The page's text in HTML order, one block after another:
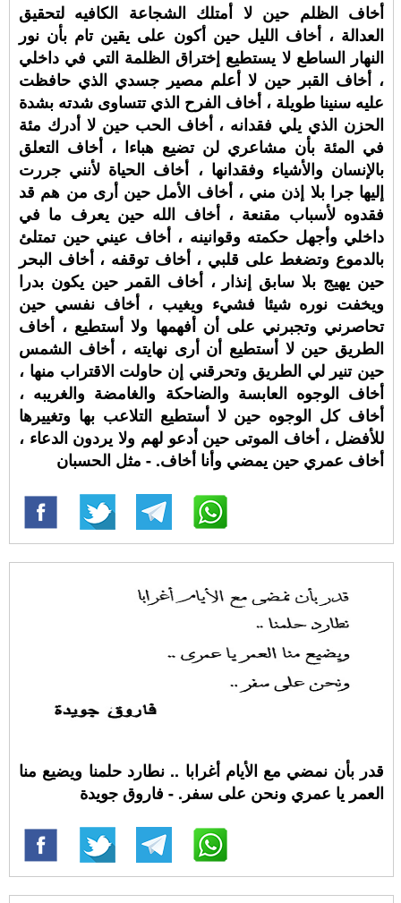
أخاف الظلم حين لا أمتلك الشجاعة الكافيه لتحقيق
العدالة ، أخاف الليل حين أكون على يقين تام بأن نور
النهار الساطع لا يستطيع إختراق الظلمة التي في داخلي
، أخاف القبر حين لا أعلم مصير جسدي الذي حافظت
عليه سنينا طويلة ، أخاف الفرح الذي تتساوى شدته بشدة
الحزن الذي يلي فقدانه ، أخاف الحب حين لا أدرك مئة
في المئة بأن مشاعري لن تضيع هباءا ، أخاف التعلق
بالإنسان والأشياء وفقدانها ، أخاف الحياة لأنني جررت
إليها جرا بلا إذن مني ، أخاف الأمل حين أرى من هم قد
فقدوه لأسباب مقنعة ، أخاف الله حين يعرف ما في
داخلي وأجهل حكمته وقوانينه ، أخاف عيني حين تمتلئ
بالدموع وتضغط على قلبي ، أخاف توقفه ، أخاف البحر
حين يهيج بلا سابق إنذار ، أخاف القمر حين يكون بدرا
ويخفت نوره شيئا فشيء ويغيب ، أخاف نفسي حين
تحاصرني وتجبرني على أن أفهمها ولا أستطيع ، أخاف
الطريق حين لا أستطيع أن أرى نهايته ، أخاف الشمس
حين تنير لي الطريق وتحرقني إن حاولت الاقتراب منها ،
أخاف الوجوه العابسة والضاحكة والغامضة والغريبه ،
أخاف كل الوجوه حين لا أستطيع التلاعب بها وتغييرها
للأفضل ، أخاف الموتى حين أدعو لهم ولا يردون الدعاء ،
أخاف عمري حين يمضي وأنا أخاف. - مثل الحسبان
قدر بأن نمضي مع الأيام أغرابا .. نطارد حلمنا ويضيع منا
العمر يا عمري ونحن على سفر. - فاروق جويدة